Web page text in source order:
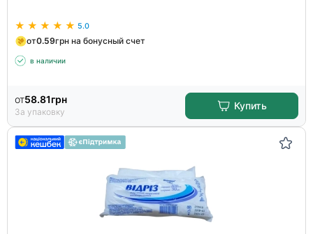
5.0
от0.59грн на бонусный счет
в наличии
от58.81грн
За упаковку
Купить